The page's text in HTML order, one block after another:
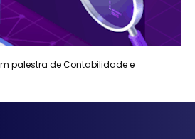
palestra de Contabilidade e